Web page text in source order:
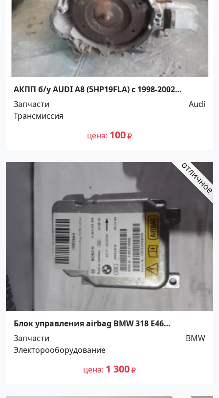
АКПП б/у AUDI A8 (5HP19FLA) с 1998-2002
Динская
Запчасти
Audi
Трансмиссия
цена 100
Блок управления airbag BMW 318 E46
Краснодар
Запчасти
BMW
Электорооборудование
цена 1 300